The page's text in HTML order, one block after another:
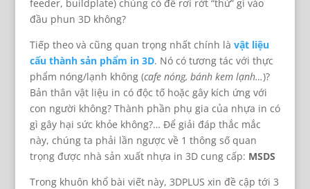
feeder, buildplate) chúng có để rơi rớt “thứ” gì vào
đầu phun 3D không?
Tiếp theo và cũng quan trọng nhất chính là vật liệu
cấu thành sản phẩm in 3D. Nó có tương tác với thực
phẩm nóng/lạnh không (cafe nóng, bánh kem lạnh…)?
Bản thân vật liệu in có độc tố hoặc gây kích ứng với
con người không? Thành phần phụ gia của nhựa in có
gì gây hại sức khỏe không?… Để giải đáp thắc mắc
này, chúng ta phải lần ngược về 1 thông số quan
trọng được nhà sản xuất nhựa in 3D cung cấp: MSDS
Trong khuôn khổ bài viết này, 3DPLUS xin đề cập tới 3